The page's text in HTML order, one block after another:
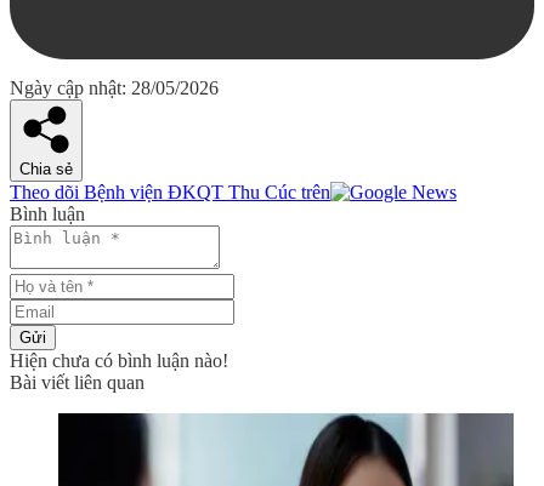
Ngày cập nhật: 28/05/2026
Chia sẻ
Theo dõi Bệnh viện ĐKQT Thu Cúc trên
Bình luận
Gửi
Hiện chưa có bình luận nào!
Bài viết liên quan